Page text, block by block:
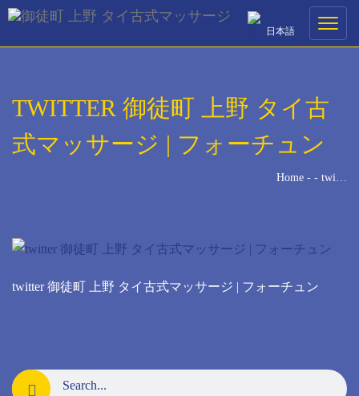
日本語
Toggle
TWITTER 御徒町 上野 タイ古
式マッサージ | フォーチュン
Home - - twi…
twitter 御徒町 上野 タイ古式マッサージ | フォーチュン
ご予約
[booked-calendar]